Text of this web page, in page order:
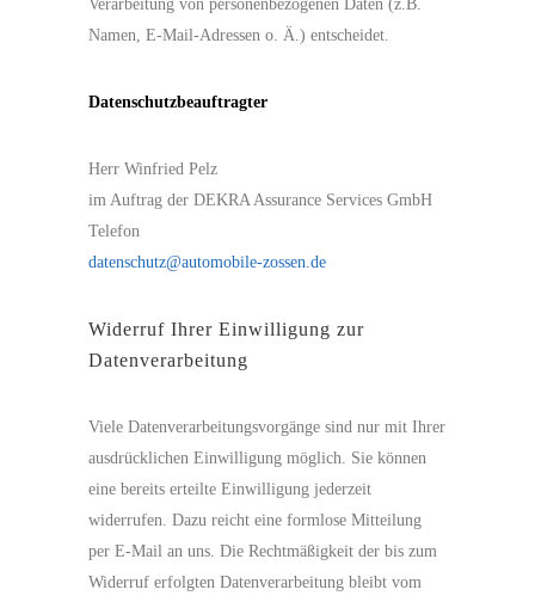
Verarbeitung von personenbezogenen Daten (z.B.
Namen, E-Mail-Adressen o. Ä.) entscheidet.
Datenschutzbeauftragter
Herr Winfried Pelz
im Auftrag der DEKRA Assurance Services GmbH
Telefon
datenschutz@automobile-zossen.de
Widerruf Ihrer Einwilligung zur
Datenverarbeitung
Viele Datenverarbeitungsvorgänge sind nur mit Ihrer
ausdrücklichen Einwilligung möglich. Sie können
eine bereits erteilte Einwilligung jederzeit
widerrufen. Dazu reicht eine formlose Mitteilung
per E-Mail an uns. Die Rechtmäßigkeit der bis zum
Widerruf erfolgten Datenverarbeitung bleibt vom